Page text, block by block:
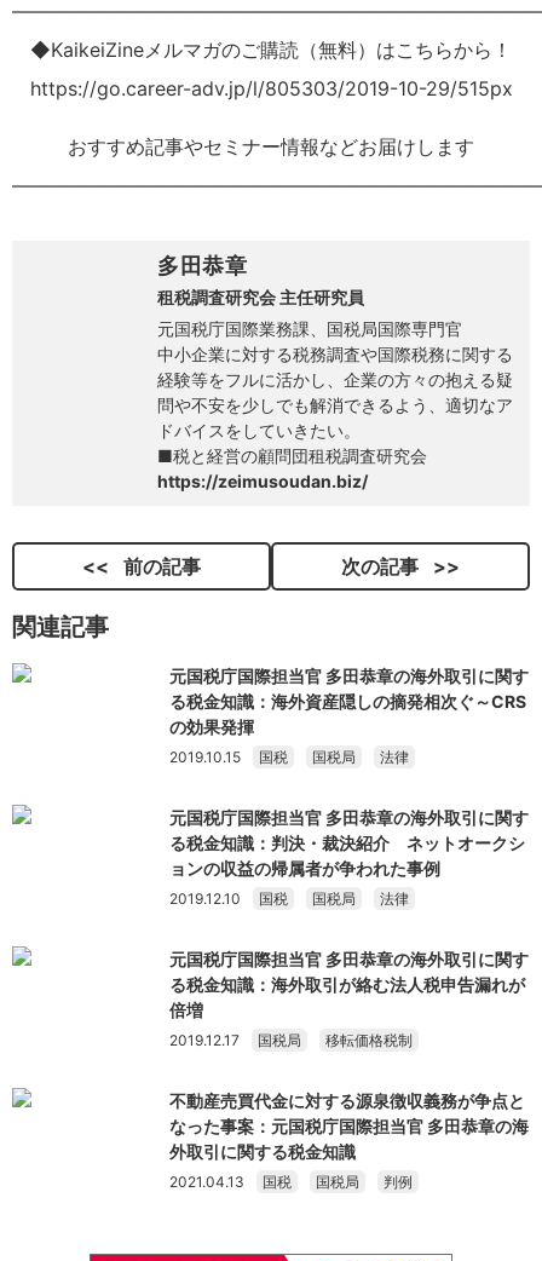
◆KaikeiZineメルマガのご購読（無料）はこちらから！
https://go.career-adv.jp/l/805303/2019-10-29/515px
おすすめ記事やセミナー情報などお届けします
多田恭章
租税調査研究会 主任研究員
元国税庁国際業務課、国税局国際専門官
中小企業に対する税務調査や国際税務に関する
経験等をフルに活かし、企業の方々の抱える疑
問や不安を少しでも解消できるよう、適切なア
ドバイスをしていきたい。
■税と経営の顧問団租税調査研究会
https://zeimusoudan.biz/
前の記事 次の記事
関連記事
元国税庁国際担当官 多田恭章の海外取引に関す
る税金知識：海外資産隠しの摘発相次ぐ～CRS
の効果発揮
2019.10.15 国税 国税局 法律
元国税庁国際担当官 多田恭章の海外取引に関す
る税金知識：判決・裁決紹介 ネットオークシ
ョンの収益の帰属者が争われた事例
2019.12.10 国税 国税局 法律
元国税庁国際担当官 多田恭章の海外取引に関す
る税金知識：海外取引が絡む法人税申告漏れが
倍増
2019.12.17 国税局 移転価格税制
不動産売買代金に対する源泉徴収義務が争点と
なった事案：元国税庁国際担当官 多田恭章の海
外取引に関する税金知識
2021.04.13 国税 国税局 判例